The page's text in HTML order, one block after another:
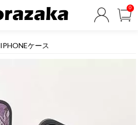
0
IPHONEケース